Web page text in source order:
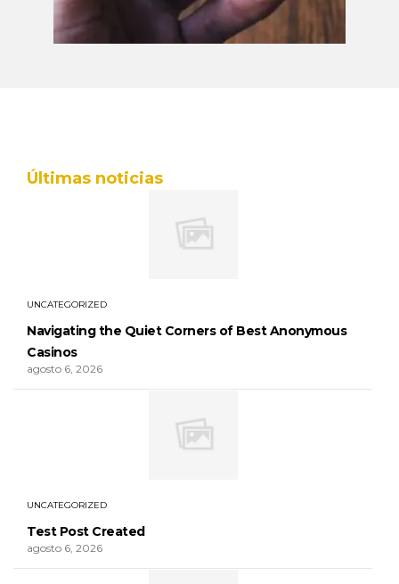
Últimas noticias
UNCATEGORIZED
Navigating the Quiet Corners of Best Anonymous
Casinos
agosto 6, 2026
UNCATEGORIZED
Test Post Created
agosto 6, 2026